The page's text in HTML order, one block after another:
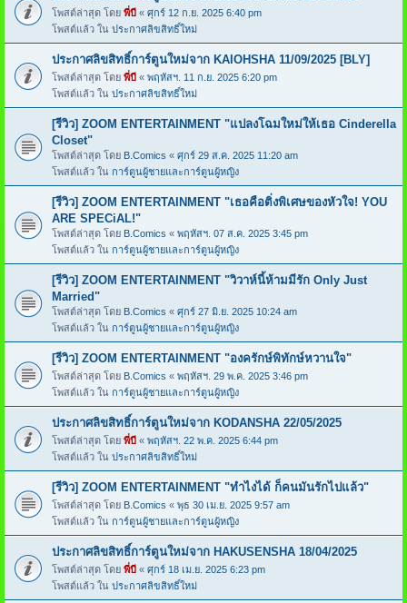
โพสต์ล่าสุด โดย พี่บี « ศุกร์ 12 ก.ย. 2025 6:40 pm
โพสต์แล้ว ใน ประกาศลิขสิทธิ์ใหม่
ประกาศลิขสิทธิ์การ์ตูนใหม่จาก KAIOHSHA 11/09/2025 [BLY]
โพสต์ล่าสุด โดย พี่บี « พฤหัสฯ. 11 ก.ย. 2025 6:20 pm
โพสต์แล้ว ใน ประกาศลิขสิทธิ์ใหม่
[รีวิว] ZOOM ENTERTAINMENT "แปลงโฉมใหม่ให้เธอ Cinderella
Closet"
โพสต์ล่าสุด โดย B.Comics « ศุกร์ 29 ส.ค. 2025 11:20 am
โพสต์แล้ว ใน การ์ตูนผู้ชายและการ์ตูนผู้หญิง
[รีวิว] ZOOM ENTERTAINMENT "เธอคือติ่งพิเศษของหัวใจ! YOU
ARE SPECiAL!"
โพสต์ล่าสุด โดย B.Comics « พฤหัสฯ. 07 ส.ค. 2025 3:45 pm
โพสต์แล้ว ใน การ์ตูนผู้ชายและการ์ตูนผู้หญิง
[รีวิว] ZOOM ENTERTAINMENT "วิวาห์นี้ห้ามมีรัก Only Just
Married"
โพสต์ล่าสุด โดย B.Comics « ศุกร์ 27 มิ.ย. 2025 10:24 am
โพสต์แล้ว ใน การ์ตูนผู้ชายและการ์ตูนผู้หญิง
[รีวิว] ZOOM ENTERTAINMENT "องครักษ์พิทักษ์หวานใจ"
โพสต์ล่าสุด โดย B.Comics « พฤหัสฯ. 29 พ.ค. 2025 3:46 pm
โพสต์แล้ว ใน การ์ตูนผู้ชายและการ์ตูนผู้หญิง
ประกาศลิขสิทธิ์การ์ตูนใหม่จาก KODANSHA 22/05/2025
โพสต์ล่าสุด โดย พี่บี « พฤหัสฯ. 22 พ.ค. 2025 6:44 pm
โพสต์แล้ว ใน ประกาศลิขสิทธิ์ใหม่
[รีวิว] ZOOM ENTERTAINMENT "ทำไงได้ ก็คนมันรักไปแล้ว"
โพสต์ล่าสุด โดย B.Comics « พุธ 30 เม.ย. 2025 9:57 am
โพสต์แล้ว ใน การ์ตูนผู้ชายและการ์ตูนผู้หญิง
ประกาศลิขสิทธิ์การ์ตูนใหม่จาก HAKUSENSHA 18/04/2025
โพสต์ล่าสุด โดย พี่บี « ศุกร์ 18 เม.ย. 2025 6:23 pm
โพสต์แล้ว ใน ประกาศลิขสิทธิ์ใหม่